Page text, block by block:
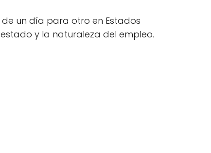
un día para otro en Estados
y la naturaleza del empleo.